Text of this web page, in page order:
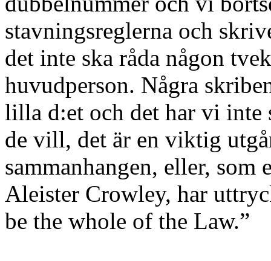
stavningsreglerna och
det inte ska råda någon
huvudperson. Några
lilla d:et och det har vi inte
de vill, det är en viktig
sammanhangen, eller, som
Aleister Crowley, har
be the whole of the Law.”